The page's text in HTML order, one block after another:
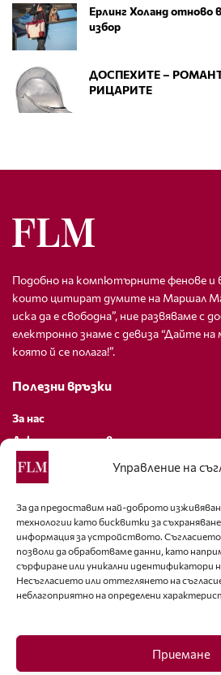
Управление на
За да предоставим най-доброто
технологии като бисквитки за
информация за устройството.
позволи да обработваме данни, като
сърфиране или уникални идентификатори
Несъгласието или оттеглянето на
неблагоприятно на определени
Приемане
Ерлинг Холанд отново
избор
ДОСПЕХИТЕ –
РИЦАРИТЕ
Подобно на компютърните фенове и
които цитират думите на Маршал
иска да е свободна”, ние развяваме
електронно знаме с девиза “Дайте
която й се полага!”.
Полезни връзки
За нас
Декларация за поверителност
Политика за бисквитки
За контакти
editor@fashion-lifestyle.net
+359 88 227 33 47
Последвайте ни
Facebook